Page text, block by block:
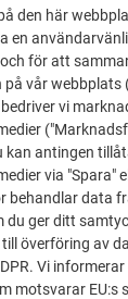
lämpar sig
att profilerna
en styrskena.
och individuella
över
av
sticksågen.
är fri
den här
en
för att
vår webbplats
bedriver vi
kan antingen
via "Spara"
behandlar data
du ger ditt
överföring av
Vi
motsvarar EU:s